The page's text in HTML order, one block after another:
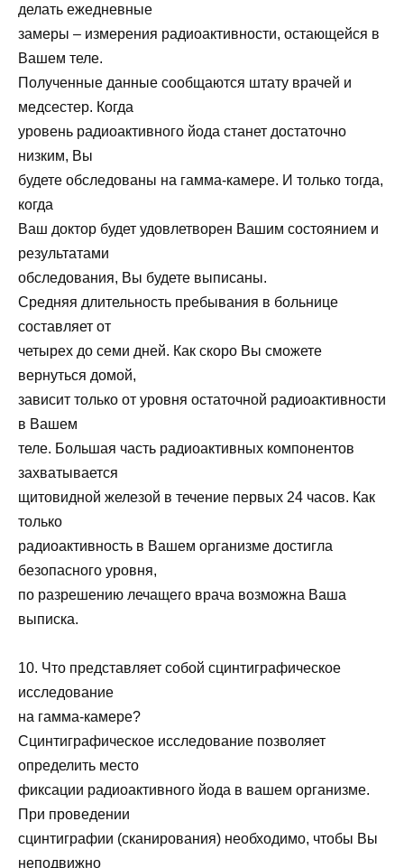
делать ежедневные
замеры – измерения радиоактивности, остающейся в
Вашем теле.
Полученные данные сообщаются штату врачей и
медсестер. Когда
уровень радиоактивного йода станет достаточно
низким, Вы
будете обследованы на гамма-камере. И только тогда,
когда
Ваш доктор будет удовлетворен Вашим состоянием и
результатами
обследования, Вы будете выписаны.
Средняя длительность пребывания в больнице
составляет от
четырех до семи дней. Как скоро Вы сможете
вернуться домой,
зависит только от уровня остаточной радиоактивности
в Вашем
теле. Большая часть радиоактивных компонентов
захватывается
щитовидной железой в течение первых 24 часов. Как
только
радиоактивность в Вашем организме достигла
безопасного уровня,
по разрешению лечащего врача возможна Ваша
выписка.
10. Что представляет собой сцинтиграфическое
исследование
на гамма-камере?
Сцинтиграфическое исследование позволяет
определить место
фиксации радиоактивного йода в вашем организме.
При проведении
сцинтиграфии (сканирования) необходимо, чтобы Вы
неподвижно